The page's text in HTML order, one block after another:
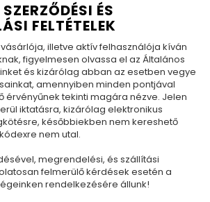
ÉS
FELTÉTELEK
illetve aktív felhasználója kíván
figyelmesen olvassa el az Általános
és kizárólag abban az esetben vegye
amennyiben minden pontjával
érvényűnek tekinti magára nézve. Jelen
iktatásra, kizárólag elektronikus
későbbiekben nem kereshető
nem utal.
megrendelési, és szállítási
felmerülő kérdések esetén a
rendelkezésére állunk!